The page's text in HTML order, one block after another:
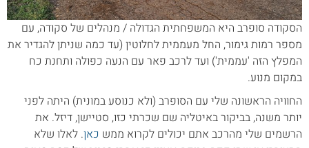
הסקודה סופרב היא המשפחתית הגדולה / מנהלים של סקודה, עם
מספר רמות גימור, החל מעממית לחלוטין (עד כמה שניתן להגדיר את
המפלץ הזה 'עממית') ועד לרכב פאר עם הנעה כפולה ותחנת כח
במקום מנוע.
החוויה הראשונה שלי עם הסופרב (ולא כנוסע במונית) היתה לפני
יותר משנה, בביקור באיטליה שם שכרתי כזו, סטיישן, דיזל. את
הרשמים שלי מהרכב אתם יכולים לקרוא ממש כאן. לאלו שלא